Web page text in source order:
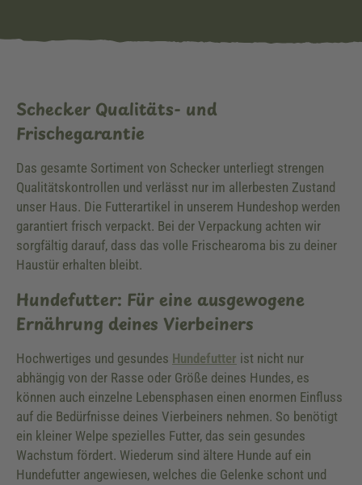
Schecker Qualitäts- und
Frischegarantie
Das gesamte Sortiment von Schecker unterliegt strengen
Qualitätskontrollen und verlässt nur im allerbesten Zustand
unser Haus. Die Futterartikel in unserem Hundeshop werden
garantiert frisch verpackt. Bei der Verpackung achten wir
sorgfältig darauf, dass das volle Frischearoma bis zu deiner
Haustür erhalten bleibt.
Hundefutter: Für eine ausgewogene
Ernährung deines Vierbeiners
Hochwertiges und gesundes Hundefutter ist nicht nur
abhängig von der Rasse oder Größe deines Hundes, es
können auch einzelne Lebensphasen einen enormen Einfluss
auf die Bedürfnisse deines Vierbeiners nehmen. So benötigt
ein kleiner Welpe spezielles Futter, das sein gesundes
Wachstum fördert. Wiederum sind ältere Hunde auf ein
Hundefutter angewiesen, welches die Gelenke schont und